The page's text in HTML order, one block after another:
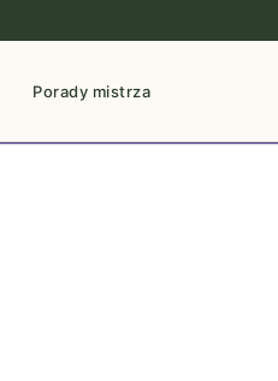
Porady mistrza